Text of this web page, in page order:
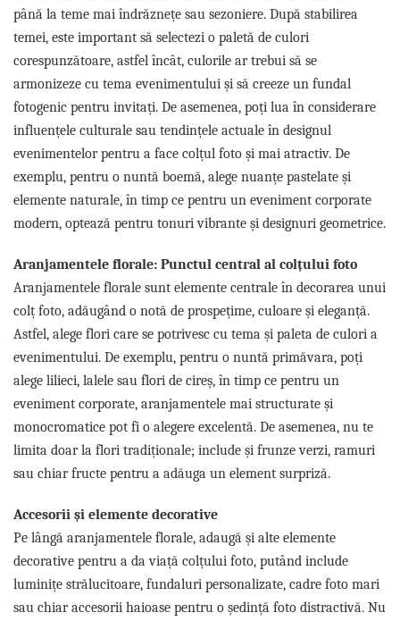
până la teme mai îndrăznețe sau sezoniere. După stabilirea
temei, este important să selectezi o paletă de culori
corespunzătoare, astfel încât, culorile ar trebui să se
armonizeze cu tema evenimentului și să creeze un fundal
fotogenic pentru invitați. De asemenea, poți lua în considerare
influențele culturale sau tendințele actuale în designul
evenimentelor pentru a face colțul foto și mai atractiv. De
exemplu, pentru o nuntă boemă, alege nuanțe pastelate și
elemente naturale, în timp ce pentru un eveniment corporate
modern, optează pentru tonuri vibrante și designuri geometrice.
Aranjamentele florale: Punctul central al colțului foto
Aranjamentele florale sunt elemente centrale în decorarea unui
colț foto, adăugând o notă de prospețime, culoare și eleganță.
Astfel, alege flori care se potrivesc cu tema și paleta de culori a
evenimentului. De exemplu, pentru o nuntă primăvara, poți
alege lilieci, lalele sau flori de cireș, în timp ce pentru un
eveniment corporate, aranjamentele mai structurate și
monocromatice pot fi o alegere excelentă. De asemenea, nu te
limita doar la flori tradiționale; include și frunze verzi, ramuri
sau chiar fructe pentru a adăuga un element surpriză.
Accesorii și elemente decorative
Pe lângă aranjamentele florale, adaugă și alte elemente
decorative pentru a da viață colțului foto, putând include
luminițe strălucitoare, fundaluri personalizate, cadre foto mari
sau chiar accesorii haioase pentru o ședință foto distractivă. Nu